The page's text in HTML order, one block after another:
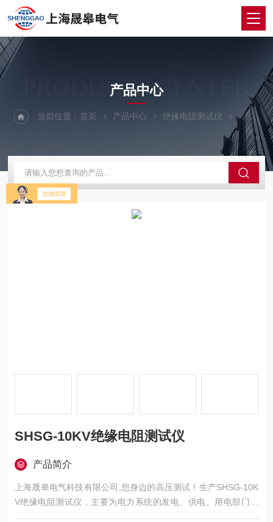
PRODUCTS CENTER
产品中心
当前位置：首页 产品中心 绝缘电阻测试仪 数字式
SHSG-10KV绝缘电阻测试仪
产品简介
上海晟皋电气科技有限公司,您身边的高压测试！生产SHSG-10K
V绝缘电阻测试仪，主要为电力系统的发电、供电、用电部门，
科研机构与电力设备相关的生产企业，提供的高压试验设备和检